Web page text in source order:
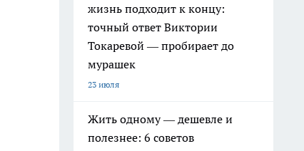
жизнь подходит к концу:
точный ответ Виктории
Токаревой — пробирает до
мурашек
23 июля
Жить одному — дешевле и
полезнее: 6 советов